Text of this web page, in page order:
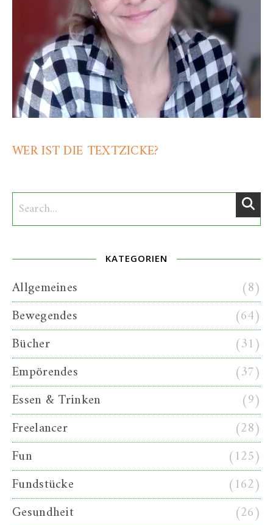
WER IST DIE TEXTZICKE?
KATEGORIEN
Allgemeines
(8)
Bewegendes
(64)
Bücher
(31)
Empörendes
(37)
Essen & Trinken
(9)
Freelancer
(28)
Fun
(125)
Fundstücke
(162)
Gesundheit
(26)